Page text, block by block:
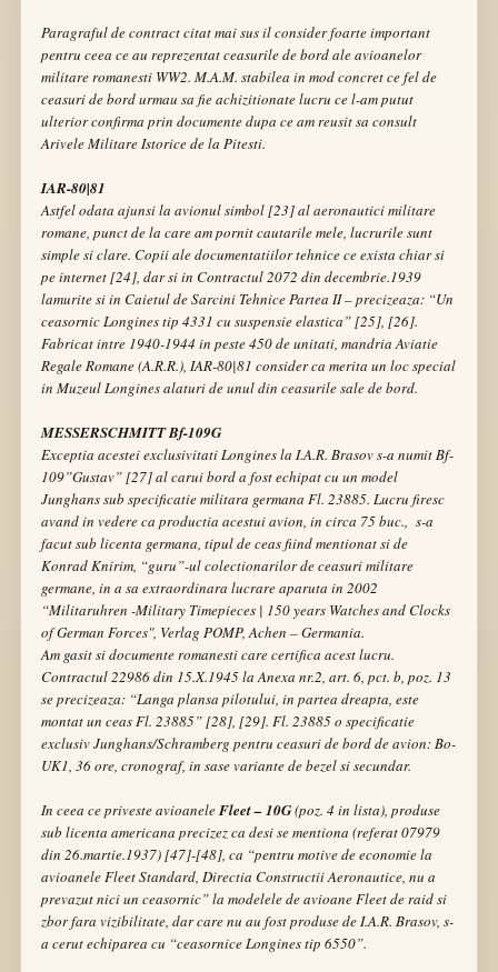
Paragraful de contract citat mai sus il consider foarte important
pentru ceea ce au reprezentat ceasurile de bord ale avioanelor
militare romanesti WW2. M.A.M. stabilea in mod concret ce fel de
ceasuri de bord urmau sa fie achizitionate lucru ce l-am putut
ulterior confirma prin documente dupa ce am reusit sa consult
Arivele Militare Istoricede la Pitesti.
IAR-80|81
Astfel odata ajunsi la avionul simbol [23] al aeronautici militare
romane, punct de la care am pornit cautarile mele, lucrurile sunt
simple si clare. Copii ale documentatiilor tehnice ce exista chiar si
pe internet [24], dar si in Contractul 2072 din decembrie.1939
lamurite si in Caietul de Sarcini Tehnice Partea II –precizeaza: “Un
ceasornic Longines tip 4331 cu suspensie elastica”[25], [26].
Fabricat intre 1940-1944 in peste 450 de unitati, mandria Aviatie
Regale Romane (A.R.R.), IAR-80|81 consider ca merita un loc special
in Muzeul Longinesalaturi de unul din ceasurile sale de bord.
MESSERSCHMITT Bf-109G
Exceptia acestei exclusivitati Longines la I.A.R. Brasov s-a numitBf-
109”Gustav”[27] al carui bord a fost echipat cu un model
Junghans sub specificatie militara germana Fl. 23885. Lucru firesc
avand in vedere ca productia acestui avion, in circa 75 buc., s-a
facut sub licenta germana, tipul de ceas fiind mentionat si de
Konrad Knirim, “guru”-ul colectionarilor de ceasuri militare
germane, in a sa extraordinara lucrare aparuta in 2002
“Militaruhren -Military Timepieces | 150 years Watches and Clocks
of German Forces", Verlag POMP, Achen – Germania.
Am gasit si documente romanesti care certifica acest lucru.
Contractul 22986 din 15.X.1945 la Anexa nr.2, art. 6, pct. b, poz. 13
se precizeaza: “Langa plansa pilotului, in partea dreapta, este
montat un ceas Fl. 23885”[28], [29]. Fl. 23885 o specificatie
exclusiv Junghans/Schramberg pentru ceasuri de bord de avion: Bo-
UK1, 36 ore, cronograf, in sase variante de bezel si secundar.
In ceea ce priveste avioaneleFleet – 10G(poz. 4 in lista), produse
sub licenta americana precizez ca desi se mentiona (referat 07979
din 26.martie.1937) [47]-[48], ca “pentru motive de economie la
avioanele Fleet Standard, Directia Constructii Aeronautice, nu a
prevazut nici un ceasornic”la modelele de avioane Fleet de raid si
zbor fara vizibilitate, dar care nu au fost produse de I.A.R. Brasov, s-
a cerut echiparea cu “ceasornice Longines tip 6550”.